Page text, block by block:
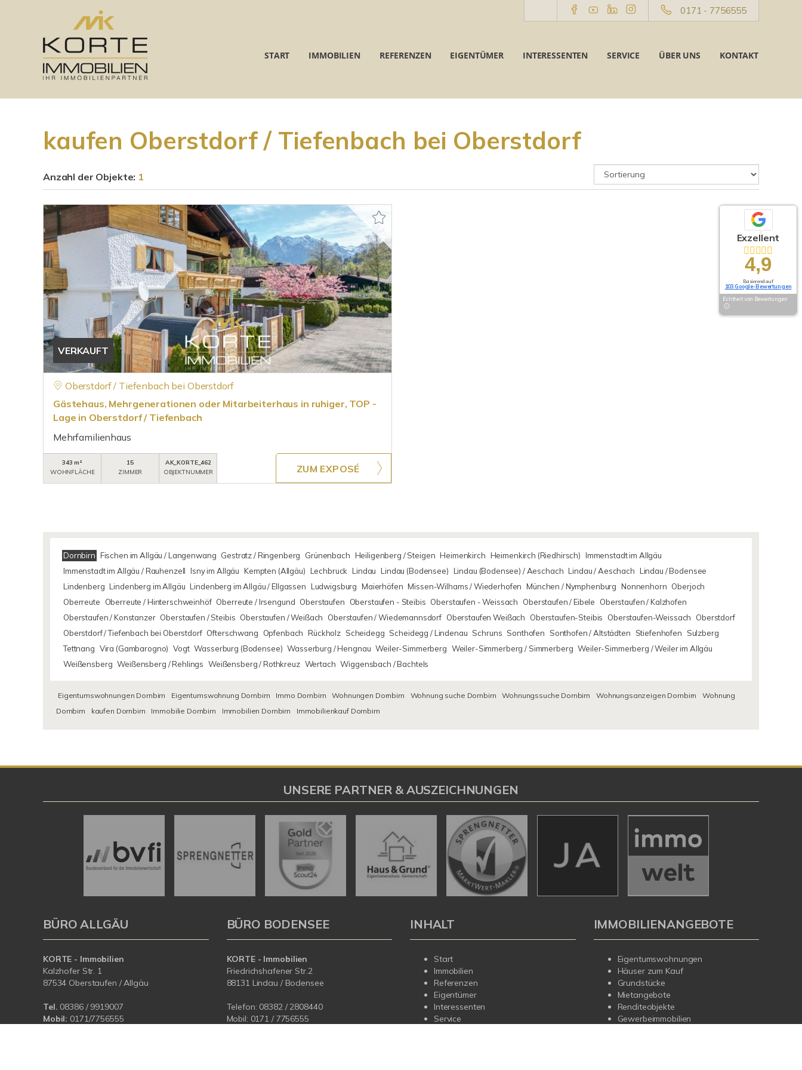
0171 - 7756555
START IMMOBILIEN REFERENZEN EIGENTÜMER INTERESSENTEN SERVICE ÜBER UNS KONTAKT
kaufen Oberstdorf / Tiefenbach bei Oberstdorf
Anzahl der Objekte: 1
VERKAUFT
Oberstdorf / Tiefenbach bei Oberstdorf
Gästehaus, Mehrgenerationen oder Mitarbeiterhaus in ruhiger, TOP -
Lage in Oberstdorf / Tiefenbach
Mehrfamilienhaus
343 m²
WOHNFLÄCHE
15
ZIMMER
AK_KORTE_462
OBJEKTNUMMER
ZUM EXPOSÉ
Dornbirn Fischen im Allgäu / Langenwang Gestratz / Ringenberg Grünenbach Heiligenberg / Steigen Heimenkirch Heimenkirch (Riedhirsch) Immenstadt im Allgäu
Immenstadt im Allgäu / Rauhenzell Isny im Allgäu Kempten (Allgäu) Lechbruck Lindau Lindau (Bodensee) Lindau (Bodensee) / Aeschach Lindau / Aeschach Lindau / Bodensee
Lindenberg Lindenberg im Allgäu Lindenberg im Allgäu / Ellgassen Ludwigsburg Maierhöfen Missen-Wilhams / Wiederhofen München / Nymphenburg Nonnenhorn Oberjoch
Oberreute
Oberreute / Hinterschweinhöf Oberreute / Irsengund Oberstaufen Oberstaufen - Steibis Oberstaufen - Weissach Oberstaufen / Eibele
Oberstaufen / Kalzhofen
Oberstaufen / Konstanzer Oberstaufen / Steibis Oberstaufen / Weißach Oberstaufen / Wiedemannsdorf Oberstaufen Weißach Oberstaufen-Steibis Oberstaufen-Weissach
Oberstdorf
Oberstdorf / Tiefenbach bei Oberstdorf Ofterschwang Opfenbach Rückholz Scheidegg Scheidegg / Lindenau Schruns Sonthofen Sonthofen / Altstädten Stiefenhofen
Sulzberg
Tettnang Vira (Gambarogno) Vogt Wasserburg (Bodensee) Wasserburg / Hengnau Weiler-Simmerberg Weiler-Simmerberg / Simmerberg Weiler-Simmerberg / Weiler im Allgäu
Weißensberg Weißensberg / Rehlings Weißensberg / Rothkreuz Wertach Wiggensbach / Bachtels
Eigentumswohnungen Dornbirn Eigentumswohnung Dornbirn Immo Dornbirn Wohnungen Dornbirn Wohnung suche Dornbirn Wohnungssuche Dornbirn Wohnungsanzeigen Dornbirn
Wohnung
Dornbirn
kaufen Dornbirn Immobilie Dornbirn Immobilien Dornbirn Immobilienkauf Dornbirn
Exzellent
4,9
Basierend auf
103 Google-Bewertungen
Echtheit von Bewertungen
UNSERE PARTNER & AUSZEICHNUNGEN
BÜRO ALLGÄU
KORTE - Immobilien
Kalzhofer Str. 1
87534 Oberstaufen / Allgäu
Tel. 08386 / 9919007
Mobil: 0171/7756555
BÜRO BODENSEE
KORTE - Immobilien
Friedrichshafener Str.2
88131 Lindau / Bodensee
Telefon: 08382 / 2808440
Mobil: 0171 / 7756555
INHALT
Start
Immobilien
Referenzen
Eigentümer
Interessenten
Service
IMMOBILIENANGEBOTE
Eigentumswohnungen
Häuser zum Kauf
Grundstücke
Mietangebote
Renditeobjekte
Gewerbeimmobilien